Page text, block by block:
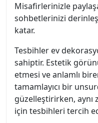
Misafirlerinizle
sohbetlerinizi
katar.
Tesbihler ev
sahiptir. Estetik
etmesi ve anlamlı
tamamlayıcı bir
güzelleştirirken, aynı
için tesbihleri tercih